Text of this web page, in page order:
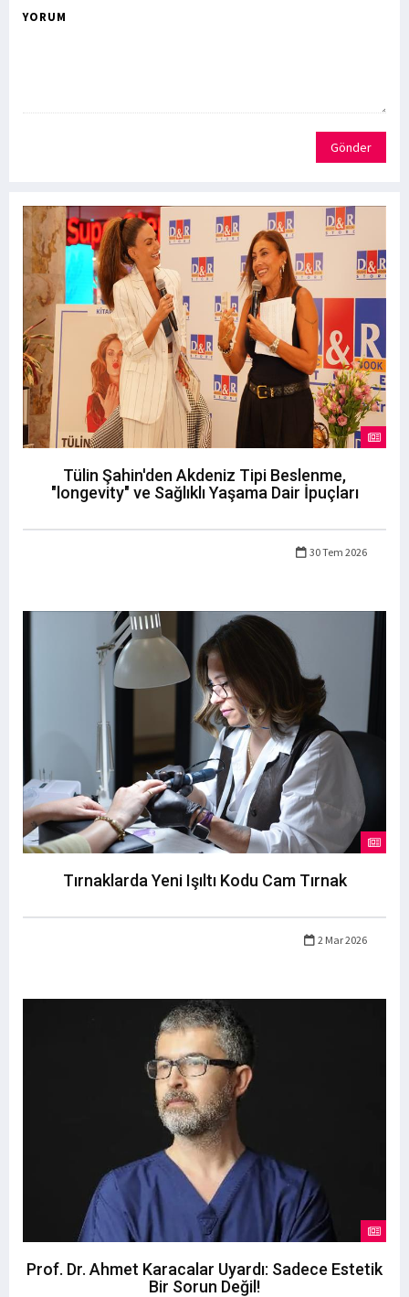
YORUM
Gönder
Tülin Şahin'den Akdeniz Tipi Beslenme,
"longevity" ve Sağlıklı Yaşama Dair İpuçları
30 Tem 2026
Tırnaklarda Yeni Işıltı Kodu Cam Tırnak
2 Mar 2026
Prof. Dr. Ahmet Karacalar Uyardı: Sadece Estetik
Bir Sorun Değil!